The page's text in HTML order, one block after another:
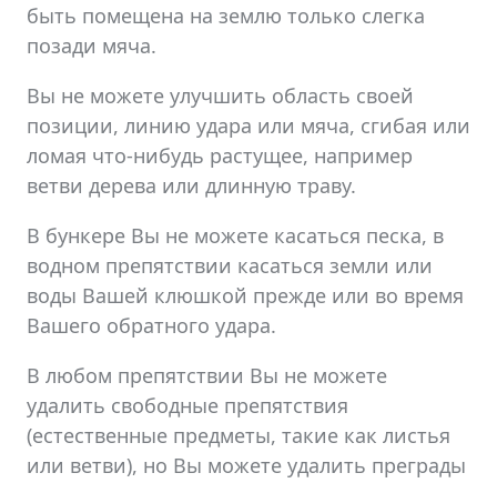
быть помещена на землю только слегка
позади мяча.
Вы не можете улучшить область своей
позиции, линию удара или мяча, сгибая или
ломая что-нибудь растущее, например
ветви дерева или длинную траву.
В бункере Вы не можете касаться песка, в
водном препятствии касаться земли или
воды Вашей клюшкой прежде или во время
Вашего обратного удара.
В любом препятствии Вы не можете
удалить свободные препятствия
(естественные предметы, такие как листья
или ветви), но Вы можете удалить преграды